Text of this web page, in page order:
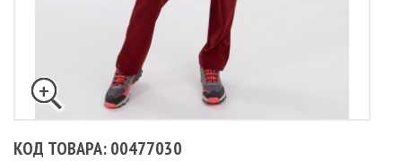
КОД ТОВАРА: 00477030